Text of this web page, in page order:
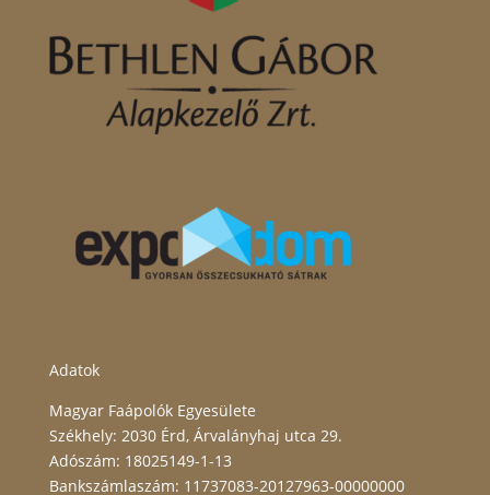
Adatok
Magyar Faápolók Egyesülete
Székhely: 2030 Érd, Árvalányhaj utca 29.
Adószám: 18025149-1-13
Bankszámlaszám: 11737083-20127963-00000000